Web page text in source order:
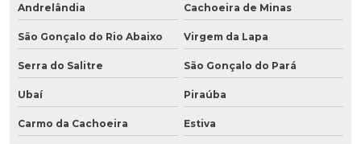
Andrelândia Cachoeira de Minas
São Gonçalo do Rio Abaixo Virgem da Lapa
Serra do Salitre São Gonçalo do Pará
Ubaí Piraúba
Carmo da Cachoeira Estiva